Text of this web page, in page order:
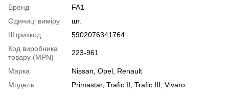
Бренд
FA1
Одиниці виміру
шт.
Штрихкод
5902076341764
Код виробника
товару (MPN)
223-961
Марка Nissan Opel Renault
Модель
Primastar, Trafic II Trafic III Vivaro